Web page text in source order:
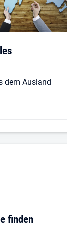
Tab
dem Ausland
finden